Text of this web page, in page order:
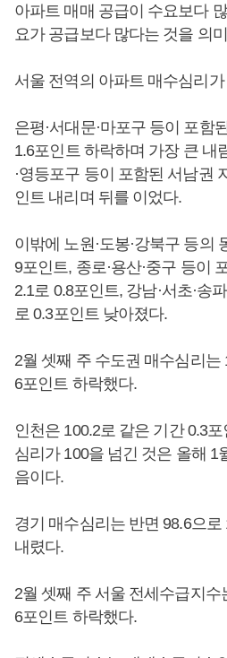
아파트 매매 공급이 수요보다
요가 공급보다 많다는 것을 의
서울 전역의 아파트 매수심리
은평·서대문·마포구 등이 포함
1.6포인트 하락하며 가장 큰 내
·영등포구 등이 포함된 서남권
인트 내리며 뒤를 이었다.
이밖에 노원·도봉·강북구 등의
9포인트, 종로·용산·중구 등이
2.1로 0.8포인트, 강남·서초·송
로 0.3포인트 낮아졌다.
2월 셋째 주 수도권 매수심리는
6포인트 하락했다.
인천은 100.2로 같은 기간 0.3
심리가 100을 넘긴 것은 올해 1
음이다.
경기 매수심리는 반면 98.6으
내렸다.
2월 셋째 주 서울 전세수급지수
6포인트 하락했다.